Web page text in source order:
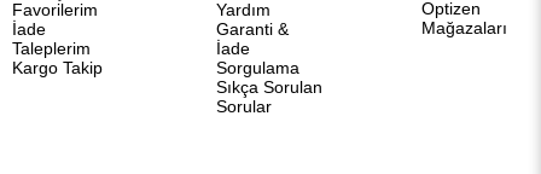
Favorilerim
İade
Taleplerim
Kargo Takip
Yardım
Garanti &
İade
Sorgulama
Sıkça Sorulan
Sorular
Optizen
Mağazaları